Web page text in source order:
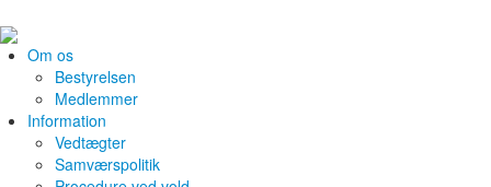
Om os
Bestyrelsen
Medlemmer
Information
Vedtægter
Samværspolitik